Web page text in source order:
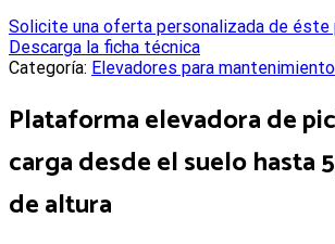
Solicite una oferta personalizada de éste
Descarga la ficha técnica
Categoría: Elevadores para mantenimiento
Plataforma elevadora de
carga desde el suelo hasta
de altura